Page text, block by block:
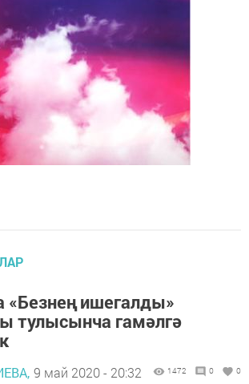
«Безнең ишегалды»
тулысынча гамәлгә
9 май 2020 - 20:32 1472 0 0